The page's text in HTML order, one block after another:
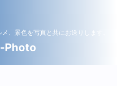
、景色を写真と共にお送りします。
Photo